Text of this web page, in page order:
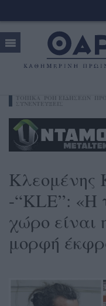
Κλεομένης
-“KLE”: «Η
χώρο είναι
μορφή